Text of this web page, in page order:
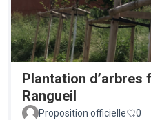
Plantation d’arbres
Rangueil
Proposition officielle 0